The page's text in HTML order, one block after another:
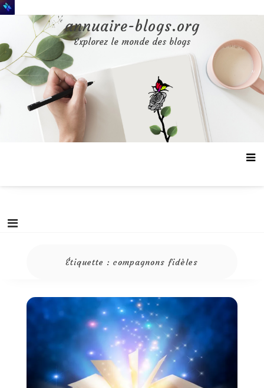
Aller
au
annuaire-blogs.org
Explorez le monde des blogs
Étiquette :compagnons fidèles